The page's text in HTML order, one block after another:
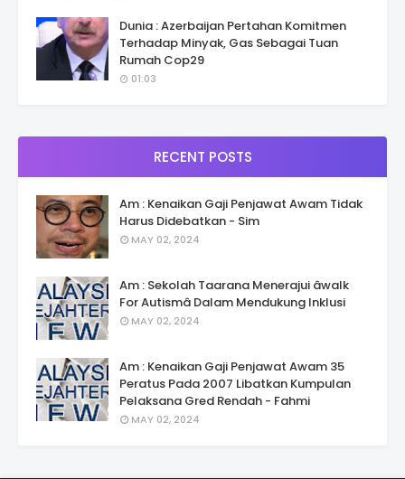
Dunia : Azerbaijan Pertahan Komitmen
Terhadap Minyak, Gas Sebagai Tuan
Rumah Cop29
01:03
RECENT POSTS
Am : Kenaikan Gaji Penjawat Awam Tidak
Harus Didebatkan - Sim
MAY 02, 2024
Am : Sekolah Taarana Menerajui âwalk
For Autismâ Dalam Mendukung Inklusi
MAY 02, 2024
Am : Kenaikan Gaji Penjawat Awam 35
Peratus Pada 2007 Libatkan Kumpulan
Pelaksana Gred Rendah - Fahmi
MAY 02, 2024